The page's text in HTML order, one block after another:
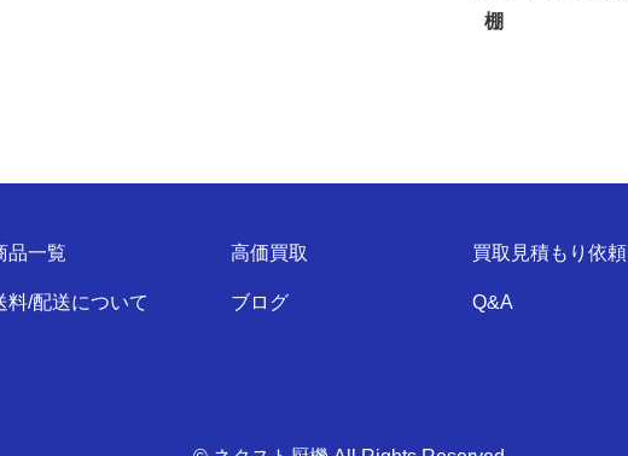
棚
品一覧 高価買取 買取見積もり依頼
料/配送について ブログ Q&A